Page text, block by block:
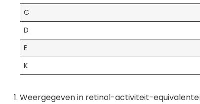
C
D
E
K
Weergegeven in retinol-activiteit-